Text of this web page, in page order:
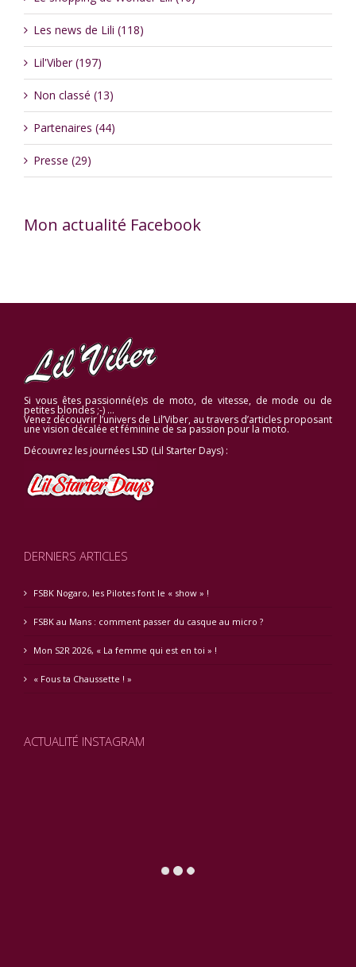
Les news de Lili (118)
Lil'Viber (197)
Non classé (13)
Partenaires (44)
Presse (29)
Mon actualité Facebook
Si vous êtes passionné(e)s de moto, de vitesse, de mode ou de
petites blondes ;-) …
Venez découvrir l’univers de Lil’Viber, au travers d’articles proposant
une vision décalée et féminine de sa passion pour la moto.
Découvrez les journées LSD (Lil Starter Days) :
DERNIERS ARTICLES
FSBK Nogaro, les Pilotes font le « show » !
FSBK au Mans : comment passer du casque au micro ?
Mon S2R 2026, « La femme qui est en toi » !
« Fous ta Chaussette ! »
ACTUALITÉ INSTAGRAM